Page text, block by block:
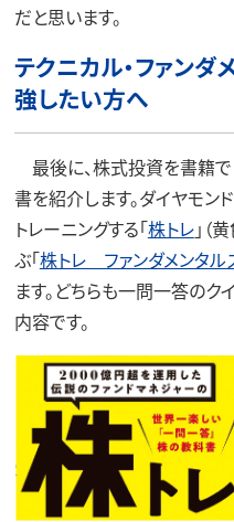
だと思います。
テクニカル・ファン
強したい方へ
最後に、株式投資を書籍で
書を紹介します。ダイヤモン
トレーニングする「株トレ」（
ぶ「株トレ ファンダメンタル
ます。どちらも一問一答の
内容です。